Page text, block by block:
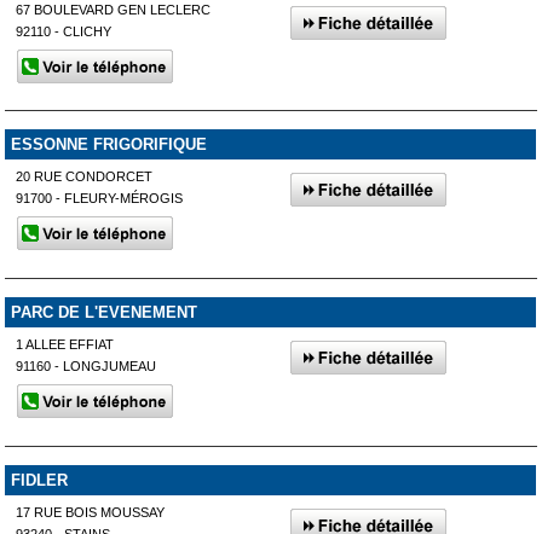
67 BOULEVARD GEN LECLERC
92110 - CLICHY
ESSONNE FRIGORIFIQUE
20 RUE CONDORCET
91700 - FLEURY-MÉROGIS
PARC DE L'EVENEMENT
1 ALLEE EFFIAT
91160 - LONGJUMEAU
FIDLER
17 RUE BOIS MOUSSAY